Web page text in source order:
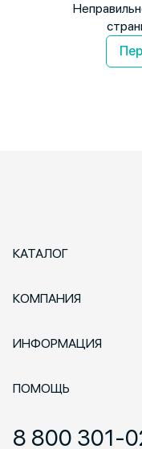
8 800 301-
КАТАЛОГ
КОМПАНИЯ
ИНФОРМАЦИЯ
ПОМОЩЬ